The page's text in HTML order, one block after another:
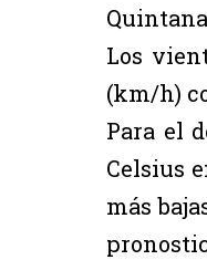
Los
(km/h)
Para el
Celsius
más